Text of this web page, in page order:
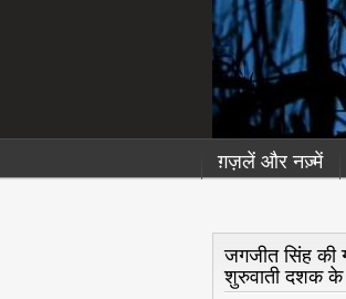
ग़ज़लें और नज़्में
जगजीत सिंह की
शुरुवाती दशक